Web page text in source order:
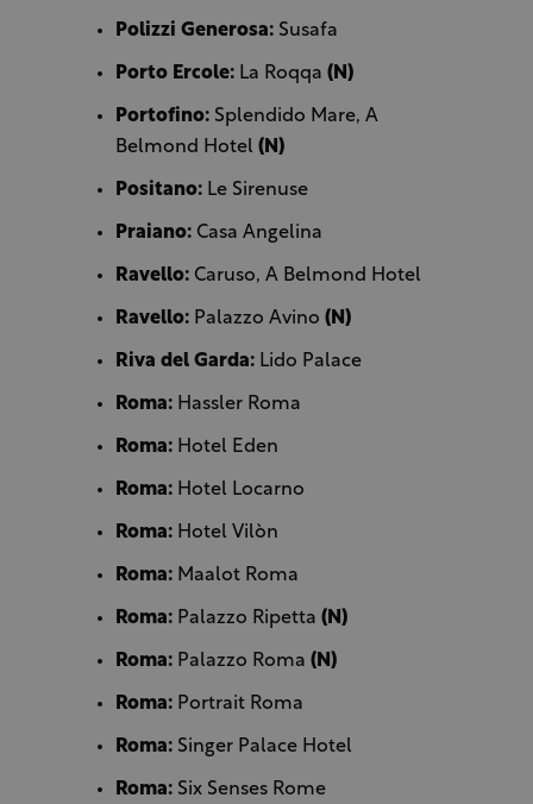
Polizzi Generosa:Susafa
Porto Ercole:La Roqqa (N)
Portofino:Splendido Mare, A
Belmond Hotel (N)
Positano:Le Sirenuse
Praiano:Casa Angelina
Ravello:Caruso, A Belmond Hotel
Ravello:Palazzo Avino (N)
Riva del Garda:Lido Palace
Roma:Hassler Roma
Roma:Hotel Eden
Roma:Hotel Locarno
Roma:Hotel Vilòn
Roma:Maalot Roma
Roma:Palazzo Ripetta (N)
Roma:Palazzo Roma (N)
Roma:Portrait Roma
Roma:Singer Palace Hotel
Roma:Six Senses Rome